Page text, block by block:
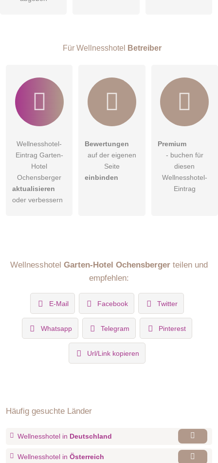
Wellnesshotel-Eintrag zu stellen.
Für Wellnesshotel Betreiber
Wellnesshotel-
Eintrag Garten-
Hotel
Ochensberger
aktualisieren
oder verbessern
Bewertungen
auf der eigenen
Seite
einbinden
Premium
- buchen für
diesen
Wellnesshotel-
Eintrag
Wellnesshotel Garten-Hotel Ochensberger teilen und
empfehlen:
E-Mail Facebook Twitter
Whatsapp Telegram Pinterest
Url/Link kopieren
Häufig gesuchte Länder
Wellnesshotel in Deutschland
Wellnesshotel in Österreich